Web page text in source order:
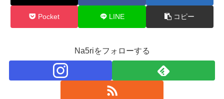
Pocket LINE コピー
Na5riをフォローする